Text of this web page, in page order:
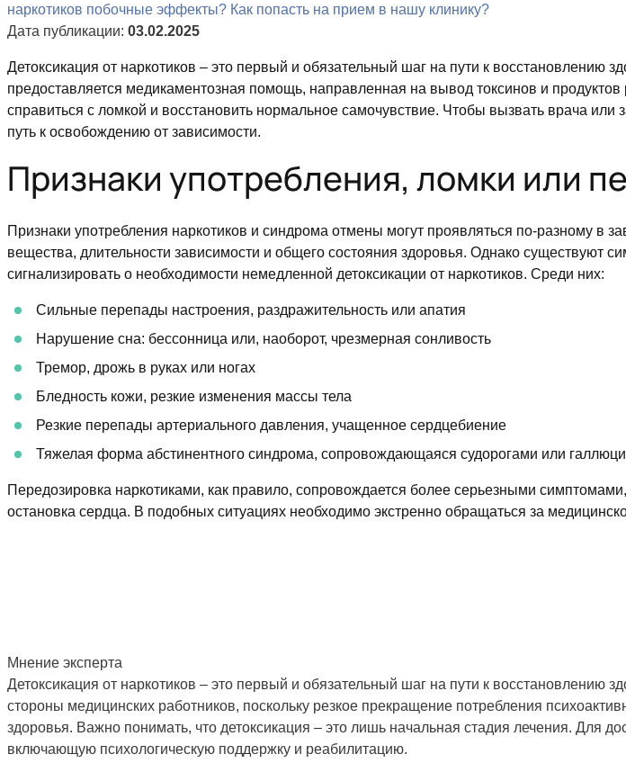
наркотиков побочные эффекты? Как попасть на прием в нашу клинику?
Дата публикации: 03.02.2025
Детоксикация от наркотиков – это первый и обязательный шаг на пути к восстановлению
предоставляется медикаментозная помощь, направленная на вывод токсинов и
справиться с ломкой и восстановить нормальное самочувствие. Чтобы вызвать врача или
путь к освобождению от зависимости.
Признаки употребления, ломки или
Признаки употребления наркотиков и синдрома отмены могут проявляться по-разному в
вещества, длительности зависимости и общего состояния здоровья. Однако существуют
сигнализировать о необходимости немедленной детоксикации от наркотиков. Среди них:
Сильные перепады настроения, раздражительность или апатия
Нарушение сна: бессонница или, наоборот, чрезмерная сонливость
Тремор, дрожь в руках или ногах
Бледность кожи, резкие изменения массы тела
Резкие перепады артериального давления, учащенное сердцебиение
Тяжелая форма абстинентного синдрома, сопровождающаяся судорогами или
Передозировка наркотиками, как правило, сопровождается более серьезными
остановка сердца. В подобных ситуациях необходимо экстренно обращаться за
Мнение эксперта
Детоксикация от наркотиков – это первый и обязательный шаг на пути к восстановлению
стороны медицинских работников, поскольку резкое прекращение потребления
здоровья. Важно понимать, что детоксикация – это лишь начальная стадия лечения. Для
включающую психологическую поддержку и реабилитацию.